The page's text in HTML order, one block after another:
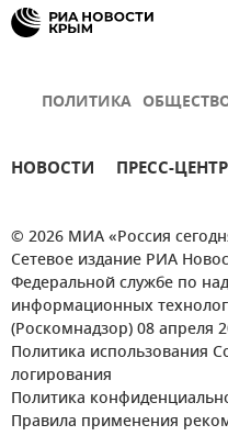
ПОЛИТИКА
НОВОСТИ ПРЕСС-ЦЕНТР
© 2026 МИА «Россия
Сетевое издание РИА
Федеральной службе по
информационных
(Роскомнадзор) 08 апреля
Политика использования
логирования
Политика
Правила применения